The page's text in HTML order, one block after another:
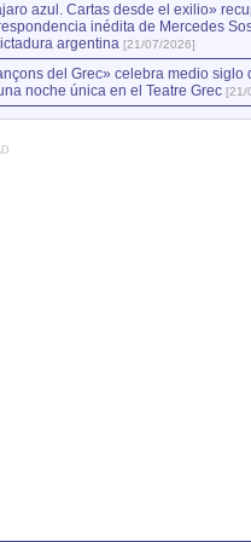
azul. Cartas desde el exilio»
inédita de Mercedes
argentina [21/07/2026]
del Grec» celebra medio siglo
noche única en el Teatre Grec [21/